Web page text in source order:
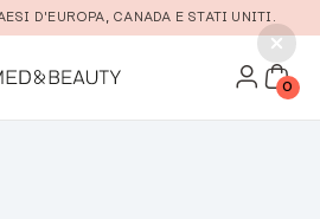
D'EUROPA, CANADA E STATI UNITI.
0